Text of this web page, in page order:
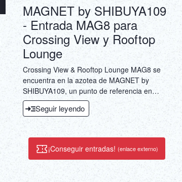
MAGNET by SHIBUYA109
- Entrada MAG8 para
Crossing View y Rooftop
Lounge
Crossing View & Rooftop Lounge MAG8 se
encuentra en la azotea de MAGNET by
SHIBUYA109, un punto de referencia en
Shibuya, y ofrece una ubicación privilegiada
con vistas panorámicas al cruce de Shibuya
más concurrido del mundo. Podrás
contemplar la intersección, por donde entran
y salen hasta 500.000 personas a diario, lo
que lo convierte en un lugar especial para
vivir la cultura urbana japonesa. Ofrecemos
menús especiales de bebidas y comida por
Seguir leyendo
¡Conseguir entradas! (enlace externo)